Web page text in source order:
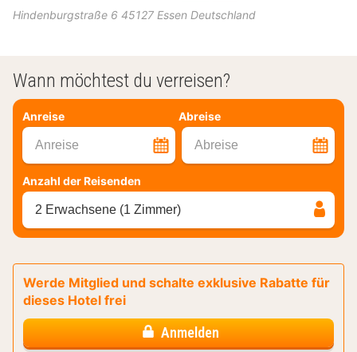
Hindenburgstraße 6 45127 Essen Deutschland
Wann möchtest du verreisen?
Anreise Abreise
Anreise Abreise
Anzahl der Reisenden
2 Erwachsene (1 Zimmer)
Werde Mitglied und schalte exklusive Rabatte für
dieses Hotel frei
Anmelden